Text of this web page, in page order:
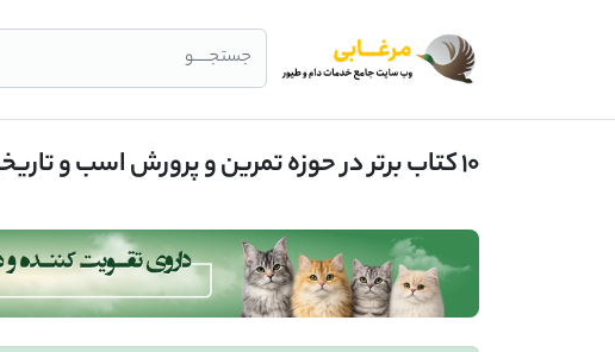
جستجــــو
10 کتاب برتر در حوزه تمرین و پرورش اسب و تاریخچه نگارش این گروه از کتاب ها